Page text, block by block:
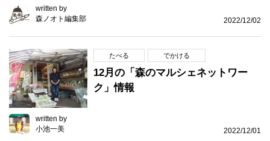
written by
森ノオト編集部
2022/12/02
たべる でかける
12月の「森のマルシェネットワー
ク」情報
written by
小池一美
2022/12/01